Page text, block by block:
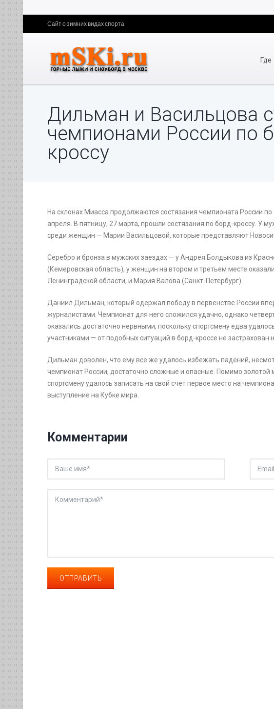
Сайт о зимних видах спорта
Где
Дильман и Васильцова
чемпионами России по
кроссу
На склонах Миасса продолжаются состязания чемпионата России
апреля. В пятницу, 27 марта, прошли состязания по борд-кроссу. У
среди женщин — Марии Васильцовой, которые представляют
Серебро и бронза в мужских заездах — у Андрея Болдыкова из
(Кемеровская область), у женщин на втором и третьем месте
Ленинградской области, и Мария Валова (Санкт-Петербург).
Даниил Дильман, который одержал победу в первенстве России
журналистами. Чемпионат для него сложился удачно, однако
оказались достаточно нервными, поскольку спортсмену едва
участниками — от подобных ситуаций в борд-кроссе не застрахован
Дильман доволен, что ему все же удалось избежать падений,
чемпионат России, достаточно сложные и опасные. Помимо золотой
спортсмену удалось записать на свой счет первое место на
выступление на Кубке мира.
Комментарии